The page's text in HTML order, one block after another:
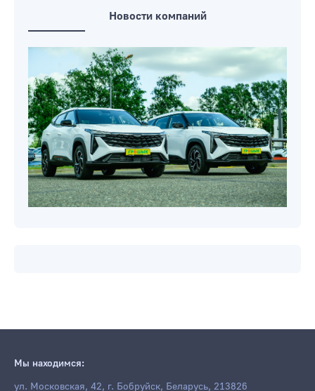
Новости компаний
Мы находимся:
ул. Московская, 42, г. Бобруйск, Беларусь, 213826